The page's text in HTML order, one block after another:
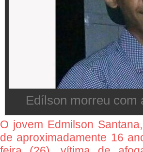
Edílson morreu com
O jovem Edmilson
de aproximadamente 16